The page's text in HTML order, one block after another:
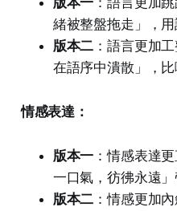
緒被整盤拖走」，
版本二 ：語言更加
在語序中潰散」，
情感表達：
版本一 ：情感表達
一口氣，彷彿永遠
版本二 ：情感更加